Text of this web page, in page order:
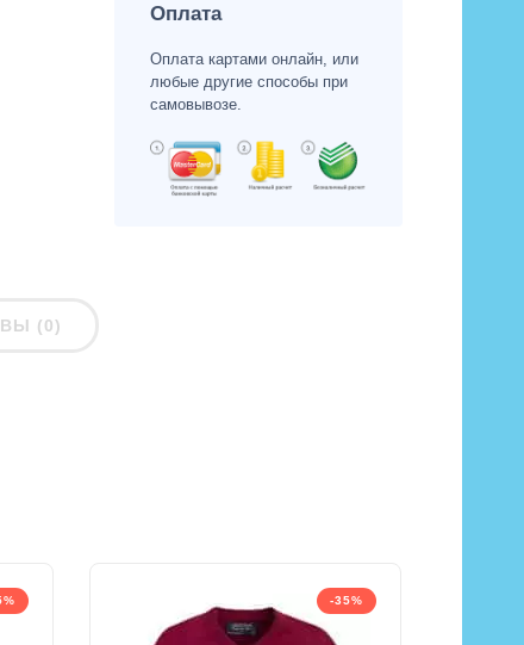
Оплата
Оплата картами онлайн, или
любые другие способы при
самовывозе.
(0)
-35%